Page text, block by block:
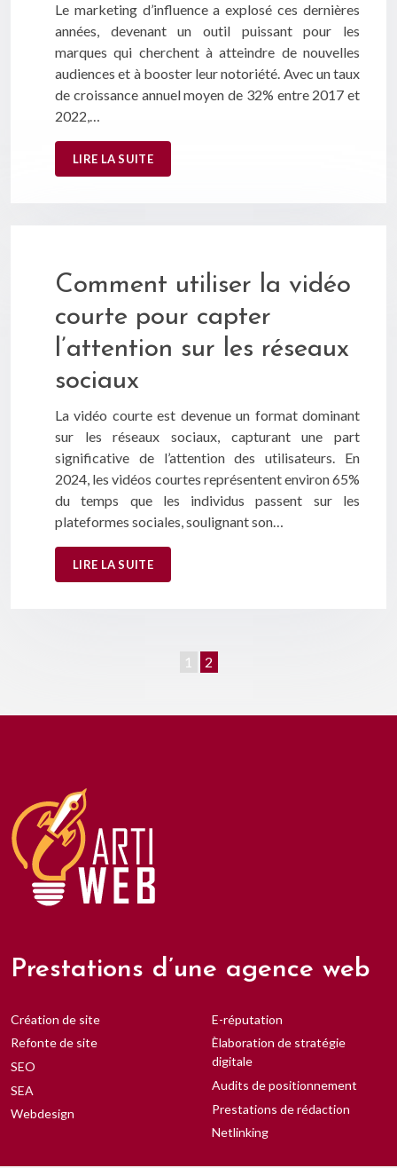
Le marketing d’influence a explosé ces dernières
années, devenant un outil puissant pour les
marques qui cherchent à atteindre de nouvelles
audiences et à booster leur notoriété. Avec un taux
de croissance annuel moyen de 32% entre 2017 et
2022,…
LIRE LA SUITE
Comment utiliser la vidéo
courte pour capter
l’attention sur les réseaux
sociaux
La vidéo courte est devenue un format dominant
sur les réseaux sociaux, capturant une part
significative de l’attention des utilisateurs. En
2024, les vidéos courtes représentent environ 65%
du temps que les individus passent sur les
plateformes sociales, soulignant son…
LIRE LA SUITE
1 2
Prestations d’une agence web
Création de site
Refonte de site
SEO
SEA
Webdesign
E-réputation
Èlaboration de stratégie
digitale
Audits de positionnement
Prestations de rédaction
Netlinking